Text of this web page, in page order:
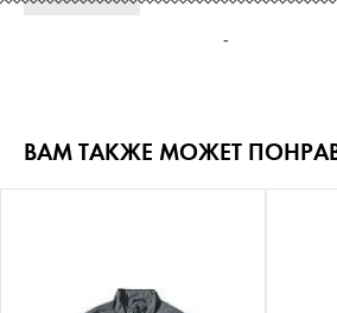
-
ВАМ ТАКЖЕ МОЖЕТ